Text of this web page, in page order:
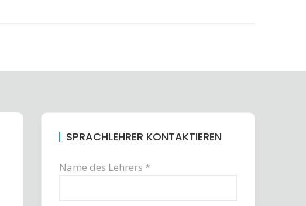
SPRACHLEHRER KONTAKTIEREN
Name des Lehrers *